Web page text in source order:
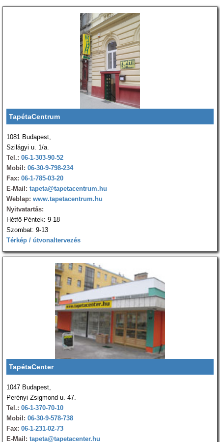
TapétaCentrum
1081 Budapest,
Szilágyi u. 1/a.
Tel.: 06-1-303-90-52
Mobil: 06-30-9-798-234
Fax: 06-1-785-03-20
E-Mail: tapeta@tapetacentrum.hu
Weblap: www.tapetacentrum.hu
Nyitvatartás:
Hétfő-Péntek: 9-18
Szombat: 9-13
Térkép / útvonaltervezés
TapétaCenter
1047 Budapest,
Perényi Zsigmond u. 47.
Tel.: 06-1-370-70-10
Mobil: 06-30-9-578-738
Fax: 06-1-231-02-73
E-Mail: tapeta@tapetacenter.hu